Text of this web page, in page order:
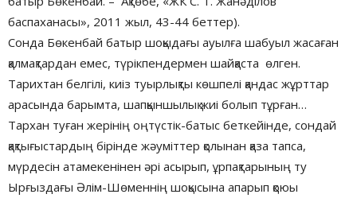
баспаханасы», 2011 жыл, 43-44 беттер).
Сонда Бөкенбай батыр шоқыдағы ауылға шабуыл жасаған
қалмақтардан емес, түрікпендермен шайқаста өлген.
Тарихтан белгілі, киіз туырлықты көшпелі қандас жұрттар
арасында барымта, шапқыншылық жиі болып тұрған…
Тархан туған жерінің оңтүстік-батыс беткейінде, сондай
қақтығыстардың бірінде жәуміттер қолынан қаза тапса,
мүрдесін атамекенінен әрі асырып, ұрпақтарының ту
Ырғыздағы Әлім-Шөменнің шоқысына апарып қоюы